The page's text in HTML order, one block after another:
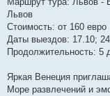
н
Львов
Стоимость: от 160 евро
Даты выездов: 17.10;
Продолжительность: 5
Яркая Венеция
Море развлечений и